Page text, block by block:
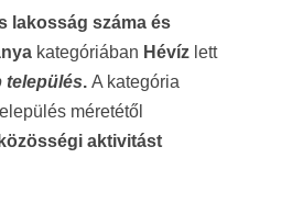
lakosság száma és
kategóriában Hévíz lett
település. A kategória
méretétől
aktivitást